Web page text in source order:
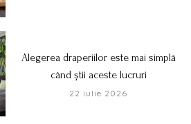
Alegerea draperiilor este mai simplă
când știi aceste lucruri
22 iulie 2026